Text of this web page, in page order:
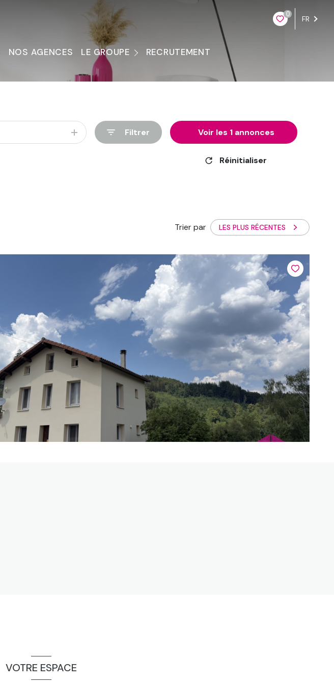
0
FR
NOS AGENCES LE GROUPE
Nous Contacter
RECRUTEMENT
Filtrer Voir les 1 annonces
Réinitialiser
Trier par LES PLUS RÉCENTES
VOTRE ESPACE